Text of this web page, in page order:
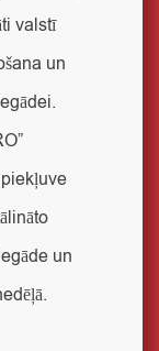
valstī
un
un